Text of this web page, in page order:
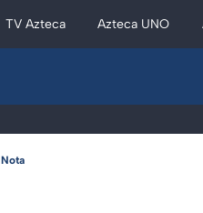
TV Azteca Azteca UNO
Nota